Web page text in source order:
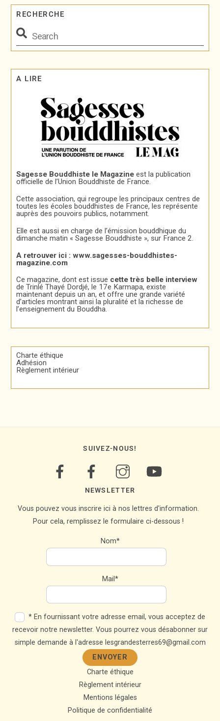
RECHERCHE
A LIRE
Sagesse Bouddhiste le Magazine est la publication
officielle de l’Union Bouddhiste de France.
Cette association, qui regroupe les principaux centres de
toutes les écoles bouddhistes de France, les représente
auprès des pouvoirs publics, notamment.
Elle est aussi en charge de l’émission bouddhique du
dimanche matin « Sagesse Bouddhiste », sur France 2.
A retrouver ici :www.sagesses-bouddhistes-
magazine.com
Ce magazine, dont est issue cette très belle interview
de Trinlé Thayé Dordjé, le 17e Karmapa, existe
maintenant depuis un an, et offre une grande variété
d’articles montrant ainsi la pluralité et la richesse de
l’enseignement du Bouddha.
Charte éthique
Adhésion
Règlement intérieur
SUIVEZ-NOUS!
NEWSLETTER
Vous pouvez vous inscrire ici à nos lettres d'information.
Pour cela, remplissez le formulaire ci-dessous !
Nom*
Mail*
* En fournissant votre adresse email, vous acceptez de
recevoir notre newsletter. Vous pourrez vous désabonner sur
simple demande à l'adresse lesgrandesterres69@gmail.com
Charte éthique
Règlement intérieur
Mentions légales
Politique de confidentialité